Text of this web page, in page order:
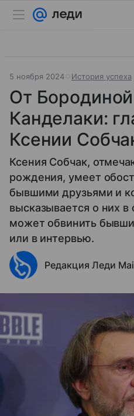
5 ноября 2024 История успеха
От
Канделаки:
Ксении
Ксения Собчак,
рождения, умеет
бывшими друзьями и
высказывается о них
может обвинить
или в интервью.
Редакция Леди